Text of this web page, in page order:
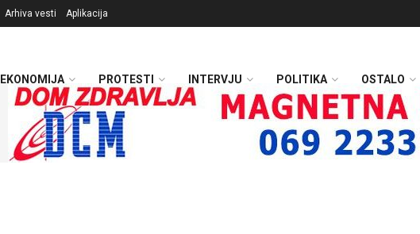
Arhiva vesti Aplikacija
EKONOMIJA PROTESTI INTERVJU POLITIKA OSTALO